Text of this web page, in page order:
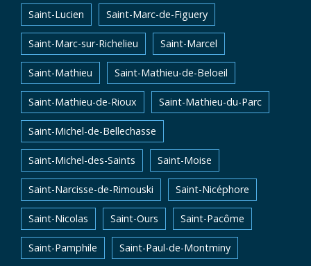
Saint-Lucien Saint-Marc-de-Figuery
Saint-Marc-sur-Richelieu Saint-Marcel
Saint-Mathieu Saint-Mathieu-de-Beloeil
Saint-Mathieu-de-Rioux Saint-Mathieu-du-Parc
Saint-Michel-de-Bellechasse
Saint-Michel-des-Saints Saint-Moise
Saint-Narcisse-de-Rimouski Saint-Nicéphore
Saint-Nicolas Saint-Ours Saint-Pacôme
Saint-Pamphile Saint-Paul-de-Montminy